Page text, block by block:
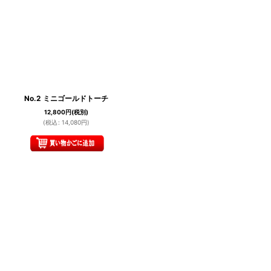
No.2 ミニゴールドトーチ
12,800円(税別)
(税込 : 14,080円)